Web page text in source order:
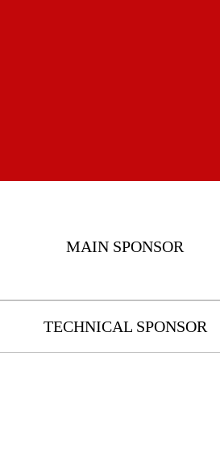
MAIN SPONSOR
TECHNICAL SPONSOR